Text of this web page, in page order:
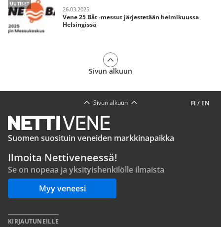
UUTISET
26.03.2025
Vene 25 Båt -messut järjestetään helmikuussa
Helsingissä
Sivun alkuun
FI / EN
Sivun alkuun
Suomen suosituin veneiden markkinapaikka
Ilmoita Nettiveneessä!
Se on nopeaa ja yksityishenkilölle ilmaista
Myy veneesi
KIRJAUTUNEILLE